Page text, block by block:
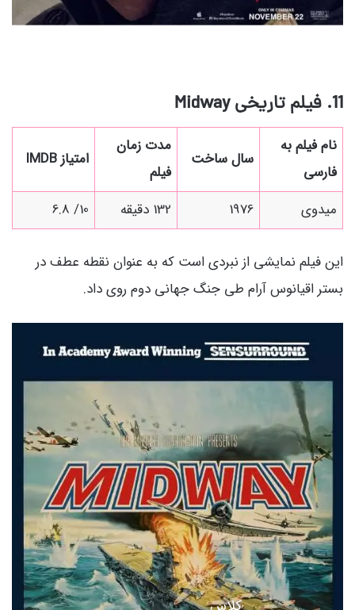
11. فیلم تاریخی Midway
نام فیلم به
فارسی
سال ساخت
مدت زمان
فیلم
امتیاز IMDB
میدوی 1976 132 دقیقه 10/ 6.8
این فیلم نمایشی از نبردی است که به عنوان نقطه عطف در
بستر اقیانوس آرام طی جنگ جهانی دوم روی داد.